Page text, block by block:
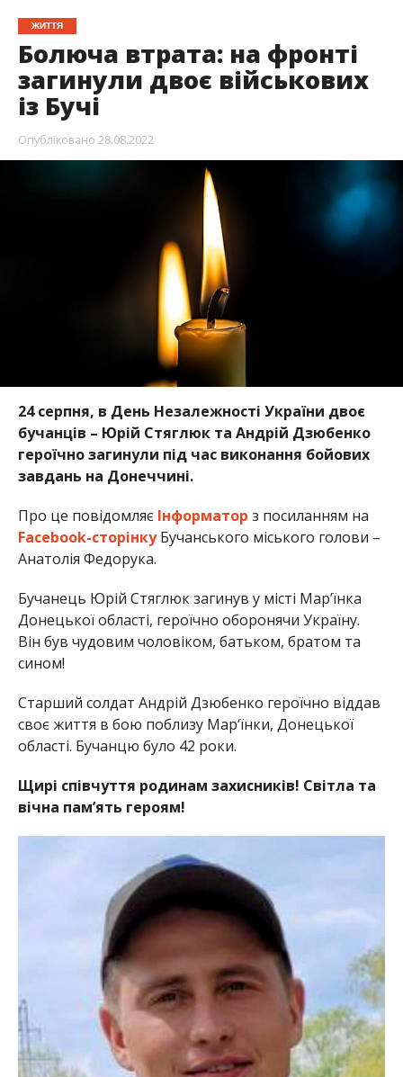
ЖИТТЯ
Болюча втрата: на фронті
загинули двоє військових
із Бучі
Опубліковано 28.08.2022
24 серпня, в День Незалежності України двоє
бучанців – Юрій Стяглюк та Андрій Дзюбенко
героїчно загинули під час виконання бойових
завдань на Донеччині.
Про це повідомляє Інформатор з посиланням на
Facebook-сторінкуБучанського міського голови –
Анатолія Федорука.
Бучанець Юрій Стяглюк загинув у місті Мар’їнка
Донецької області, героїчно оборонячи Україну.
Він був чудовим чоловіком, батьком, братом та
сином!
Старший солдат Андрій Дзюбенко героїчно віддав
своє життя в бою поблизу Мар‘їнки, Донецької
області. Бучанцю було 42 роки.
Щирі співчуття родинам захисників! Світла та
вічна пам’ять героям!